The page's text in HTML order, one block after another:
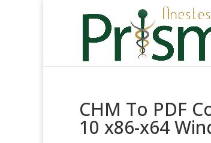
CHM To PDF
10 x86-x64